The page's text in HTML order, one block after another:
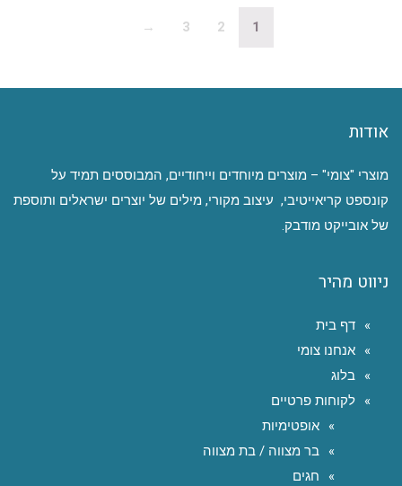
1
2
3
→
אודות
מוצרי "צומי" – מוצרים מיוחדים וייחודיים, המבוססים תמיד על
קונספט קריאייטיבי, עיצוב מקורי, מילים של יוצרים ישראלים ותוספת
של אובייקט מודבק.
ניווט מהיר
דף בית
אנחנו צומי
בלוג
לקוחות פרטיים
אופטימיות
בר מצווה / בת מצווה
חגים